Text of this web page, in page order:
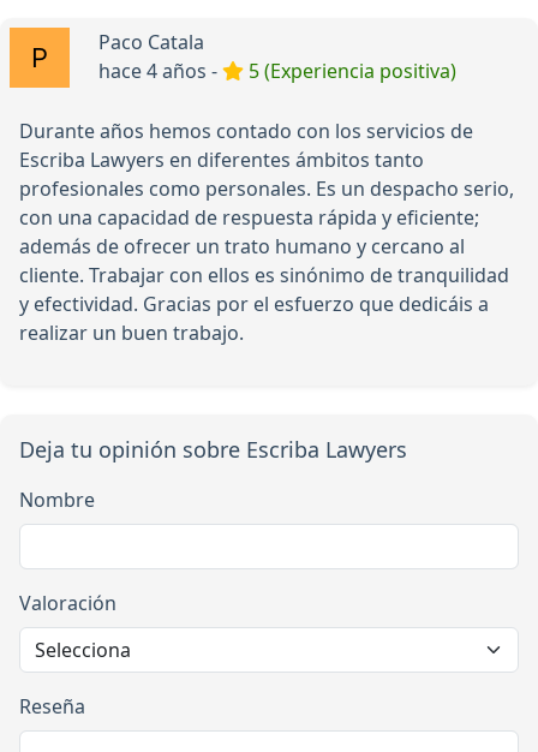
Paco Catala
hace 4 años -
5 (Experiencia positiva)
Durante años hemos contado con los servicios de
Escriba Lawyers en diferentes ámbitos tanto
profesionales como personales. Es un despacho serio,
con una capacidad de respuesta rápida y eficiente;
además de ofrecer un trato humano y cercano al
cliente. Trabajar con ellos es sinónimo de tranquilidad
y efectividad. Gracias por el esfuerzo que dedicáis a
realizar un buen trabajo.
Deja tu opinión sobre Escriba Lawyers
Nombre
Valoración
Reseña